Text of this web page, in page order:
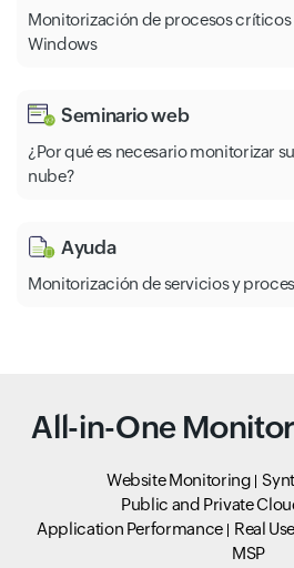
Monitorización de procesos críticos
Windows
Seminario web
¿Por qué es necesario monitorizar
nube?
Ayuda
Monitorización de servicios y
All-in-One
Website Monitoring
Public and Private
Application Performance
Real
MSP